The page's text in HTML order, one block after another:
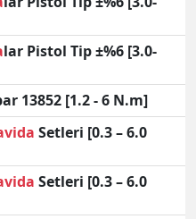
lar Pistol Tip ±%6 [3.0-
13852 [1.2 - 6 N.m]
Setleri [0.3 – 6.0
Setleri [0.3 – 6.0